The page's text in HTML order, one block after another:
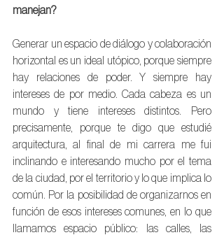
manejan?
Generar un espacio de diálogo y colaboración
horizontal es un ideal utópico, porque siempre
hay relaciones de poder. Y siempre hay
intereses de por medio. Cada cabeza es un
mundo y tiene intereses distintos. Pero
precisamente, porque te digo que estudié
arquitectura, al final de mi carrera me fui
inclinando e interesando mucho por el tema
de la ciudad, por el territorio y lo que implica lo
común. Por la posibilidad de organizarnos en
función de esos intereses comunes, en lo que
llamamos espacio público: las calles, las